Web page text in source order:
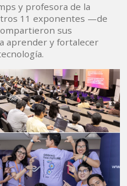
y profesora de la
11 exponentes —de
sus
aprender y fortalecer